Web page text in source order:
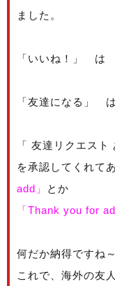
ました。
「いいね！」 は
「友達になる」
「 友達リクエス
を承認してくれ
add」
とか
「Thank you for
何だか納得ですね～
これで、海外の友